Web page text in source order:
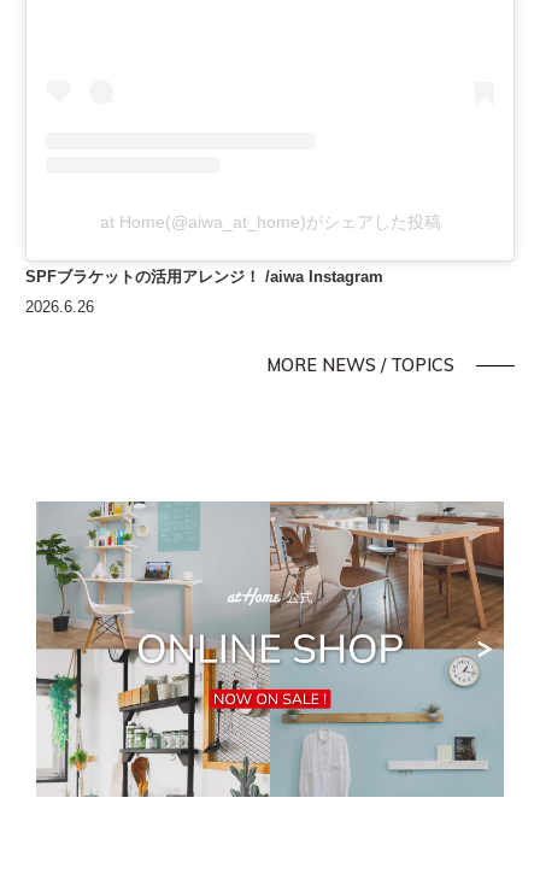
at Home(@aiwa_at_home)がシェアした投稿
SPFブラケットの活用アレンジ！ /aiwa Instagram
2026.6.26
MORE NEWS / TOPICS